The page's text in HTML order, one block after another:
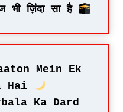
भी ज़िंदा सा है
Mein Ek
Hai
Ka Dard